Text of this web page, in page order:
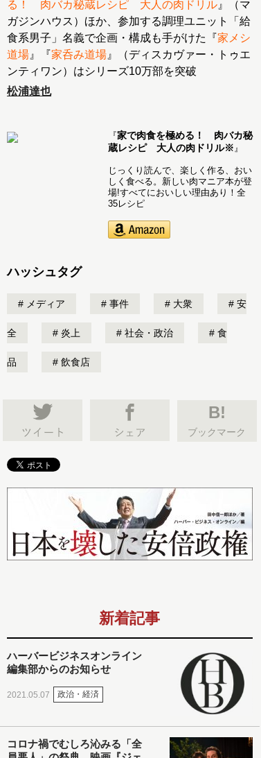
る！ 肉バカ秘蔵レシピ 大人の肉ドリル 』（マ
ガジンハウス）ほか、参加する調理ユニット「給
食系男子」名義で企画・構成も手がけた『家メシ
道場 』『家呑み道場 』（ディスカヴァー・トゥエ
ンティワン）はシリーズ10万部を突破
松浦達也
『家で肉食を極める！ 肉バカ秘
蔵レシピ 大人の肉ドリル※ 』
じっくり読んで、楽しく作る、おい
しく食べる。新しい肉マニア本が登
場!すべてにおいしい理由あり！全
35レシピ
ハッシュタグ
メディア 事件 大衆 安
全 炎上 社会・政治 食
品 飲食店
B!
ブックマーク
新着記事
ハーバービジネスオンライン
編集部からのお知らせ
2021.05.07 政治・経済
コロナ禍でむしろ沁みる「全